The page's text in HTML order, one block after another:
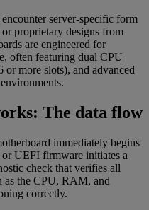
server-specific form
proprietary designs from
are engineered for
often featuring dual CPU
more slots), and advanced
The data flow
immediately begins
UEFI firmware initiates a
check that verifies all
as the CPU, RAM, and
correctly.